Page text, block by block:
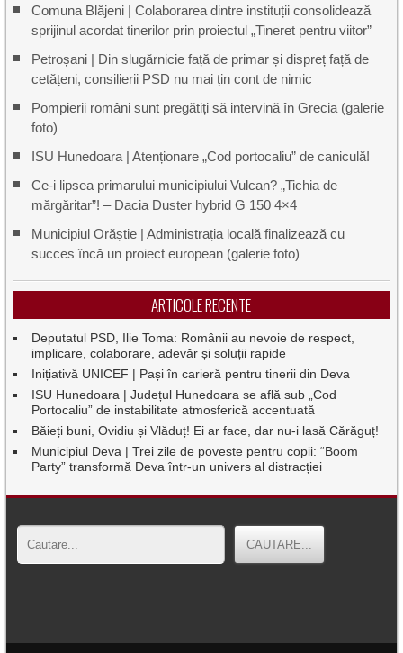
Comuna Blăjeni | Colaborarea dintre instituții consolidează
sprijinul acordat tinerilor prin proiectul „Tineret pentru viitor”
Petroșani | Din slugărnicie față de primar și dispreț față de
cetățeni, consilierii PSD nu mai țin cont de nimic
Pompierii români sunt pregătiți să intervină în Grecia (galerie
foto)
ISU Hunedoara | Atenționare „Cod portocaliu” de caniculă!
Ce-i lipsea primarului municipiului Vulcan? „Tichia de
mărgăritar”! – Dacia Duster hybrid G 150 4×4
Municipiul Orăștie | Administrația locală finalizează cu
succes încă un proiect european (galerie foto)
ARTICOLE RECENTE
Deputatul PSD, Ilie Toma: Românii au nevoie de respect,
implicare, colaborare, adevăr și soluții rapide
Inițiativă UNICEF | Pași în carieră pentru tinerii din Deva
ISU Hunedoara | Județul Hunedoara se află sub „Cod
Portocaliu” de instabilitate atmosferică accentuată
Băieți buni, Ovidiu și Vlăduț! Ei ar face, dar nu-i lasă Cărăguț!
Municipiul Deva | Trei zile de poveste pentru copii: “Boom
Party” transformă Deva într-un univers al distracției